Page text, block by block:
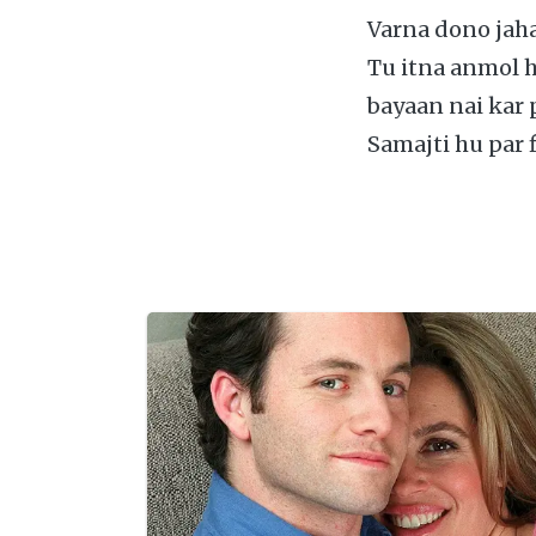
Varna dono
Tu itna anmol
bayaan nai kar
Samajti hu par